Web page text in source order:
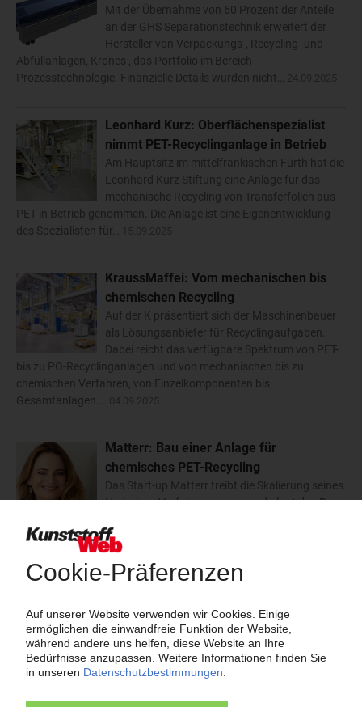
Mit der Übernahme von 60 Prozent der Anteile
an der GHS Separationstechnik erweitert der
Hersteller von Verpackungs-, Recycling- und
Abfüllanlagen, Krones , das Portfolio im Bereich
Prozesstechnologie. Finanzielle Details wurden nicht…
Leonhard Kurz: Oberflächenspezialist
nimmt PET-Recyclinganlage in Betrieb
Am Hauptsitz im mittelfränkischen Fürth hat die
Leonhard Kurz Stiftung eine Anlage für das
mechanische Recycling von Transferfolien aus
PET in Betrieb genommen. Die Anlage ist eine Eigenentwicklung
des Spezialisten für…
KraussMaffei: Vom mechanischen bis
chemischen Recycling
Auf der K präsentiert sich der Maschinenbauer
als Lösungsanbieter für Recyclingaufgaben.
Dabei reicht das verfügbare Spektrum von PET-
bis zu PO-Recyclinganlagen und von mechanischen bis zu
chemischen Verfahren, von Einzelkomponenten bis
Gesamtanlagen.…
Matterr: Bau einer Anlage für
chemisches PET-Recycling
Das Start-up Matterr treibt die Skalierung seines
Hydrolyse-Verfahrens voran und plant den Bau
Westfalen. Unterstützt wird das Vorhaben mit 30 Mio EUR
Fördermitteln aus der Landesinitiative…
der Verwertungsmengen
Wie erwartet, konnte PET to PET Recycling
Austria im ersten Halbjahr 2025 seine
Verwertungsmengen spürbar steigern.